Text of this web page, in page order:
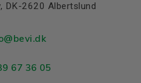
DK-2620 Albertslund
67 36 05